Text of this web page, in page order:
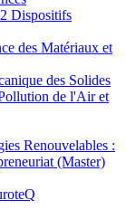
Dispositifs
des Matériaux et
des Solides
de l'Air et
Renouvelables :
(Master)